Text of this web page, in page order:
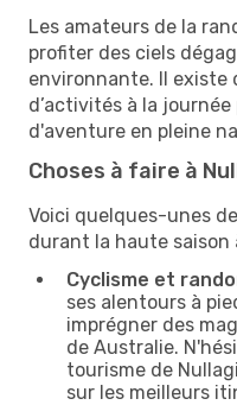
Les amateurs de la
profiter des ciels
environnante. Il existe
d’activités à la
d'aventure en pleine
Choses à faire à
Voici quelques-unes
durant la haute saison
Cyclisme et
ses alentours à
imprégner des
de Australie.
tourisme de
sur les meilleurs